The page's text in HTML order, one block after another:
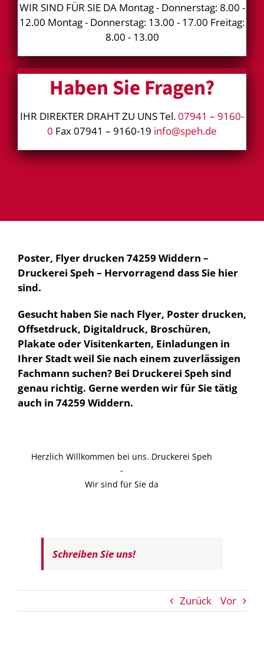
WIR SIND FÜR SIE DA Montag - Donnerstag: 8.00 -
12.00 Montag - Donnerstag: 13.00 - 17.00 Freitag:
8.00 - 13.00
Haben Sie Fragen?
IHR DIREKTER DRAHT ZU UNS Tel.07941 – 9160-
0 Fax 07941 – 9160-19 info@speh.de
Poster, Flyer drucken 74259 Widdern –
Druckerei Speh – Hervorragend dass Sie hier
sind.
Gesucht haben Sie nach Flyer, Poster drucken,
Offsetdruck, Digitaldruck, Broschüren,
Plakate oder Visitenkarten, Einladungen in
Ihrer Stadt weil Sie nach einem zuverlässigen
Fachmann suchen? Bei Druckerei Speh sind
genau richtig. Gerne werden wir für Sie tätig
auch in 74259 Widdern.
Herzlich Willkommen bei uns. Druckerei Speh
-
Wir sind für Sie da
Schreiben Sie uns!
Zurück Vor